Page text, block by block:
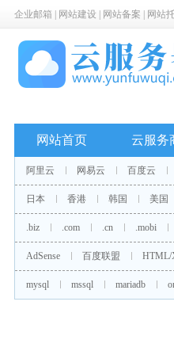
企业邮箱 网站建设 网站备案 网站
网站首页 云服务
阿里云 网易云 百度云
日本 香港 韩国 美国
.biz .com .cn .mobi
AdSense 百度联盟 HTML/
mysql mssql mariadb